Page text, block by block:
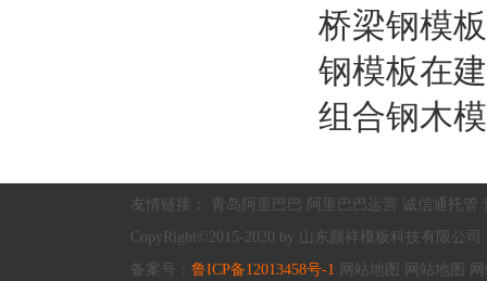
桥梁钢模
钢模板在
组合钢木
友情链接： 青岛阿里巴巴 阿里巴巴运营 诚信通托管
CopyRight©2015-2020 by 山东颜祥模板科技有限公司
备案号： 鲁ICP备12013458号-1 网站地图 网站地图